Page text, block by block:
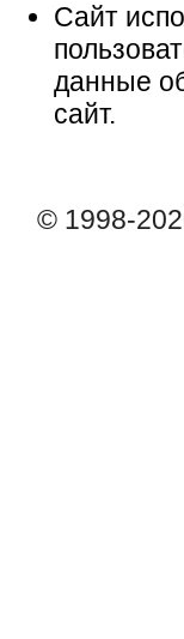
Сайт
данные
сайт.
© 1998-